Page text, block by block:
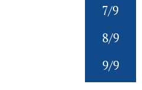
7/9
8/9
9/9